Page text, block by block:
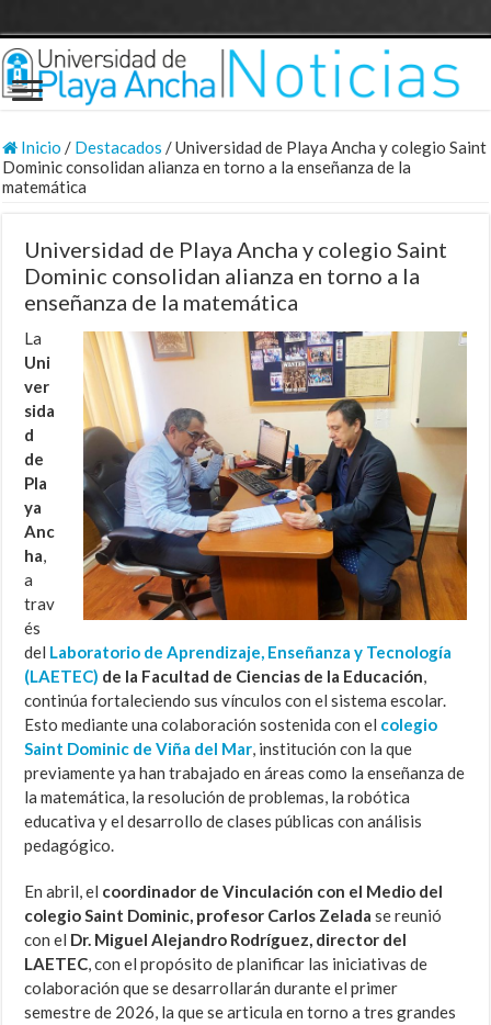
Inicio / Destacados /Universidad de Playa Ancha y colegio Saint
Dominic consolidan alianza en torno a la enseñanza de la
matemática
Universidad de Playa Ancha y colegio Saint
Dominic consolidan alianza en torno a la
enseñanza de la matemática
La
Uni
ver
sida
d
de
Pla
ya
Anc
ha,
a
trav
és
del Laboratorio de Aprendizaje, Enseñanza y Tecnología
(LAETEC) de la Facultad de Ciencias de la Educación,
continúa fortaleciendo sus vínculos con el sistema escolar.
Esto mediante una colaboración sostenida con el colegio
Saint Dominic de Viña del Mar, institución con la que
previamente ya han trabajado en áreas como la enseñanza de
la matemática, la resolución de problemas, la robótica
educativa y el desarrollo de clases públicas con análisis
pedagógico.
En abril, el coordinador de Vinculación con el Medio del
colegio Saint Dominic, profesor Carlos Zelada se reunió
con el Dr. Miguel Alejandro Rodríguez, director del
LAETEC, con el propósito de planificar las iniciativas de
colaboración que se desarrollarán durante el primer
semestre de 2026, la que se articula en torno a tres grandes